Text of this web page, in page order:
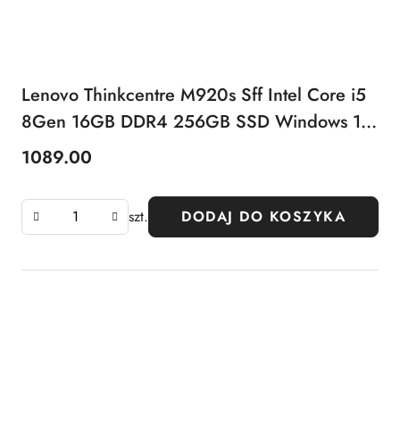
Lenovo Thinkcentre M920s Sff Intel Core i5
8Gen 16GB DDR4 256GB SSD Windows 11
Pro
Cena:
1089.00
szt. DODAJ DO KOSZYKA